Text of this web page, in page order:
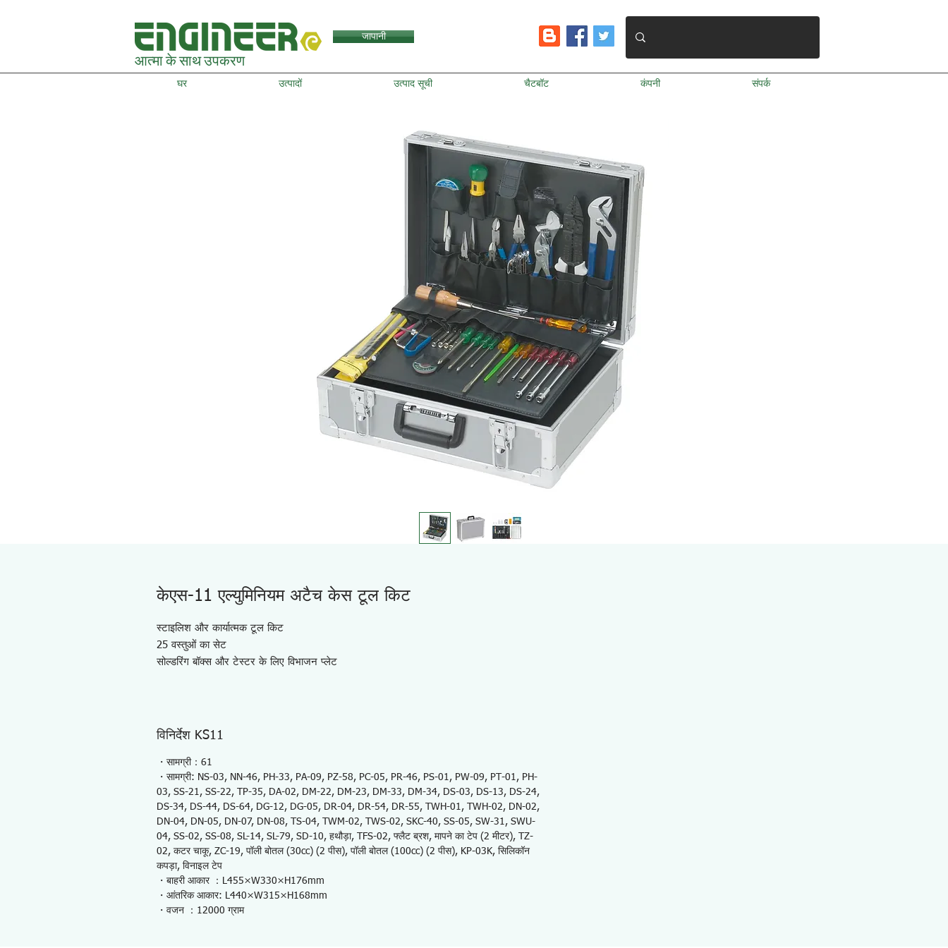
जापानी
आत्मा के साथ उपकरण
घर उत्पादों उत्पाद सूची चैटबॉट कंपनी संपर्क
केएस-11 एल्युमिनियम अटैच केस टूल किट
स्टाइलिश और कार्यात्मक टूल किट
25 वस्तुओं का सेट
सोल्डरिंग बॉक्स और टेस्टर के लिए विभाजन प्लेट
विनिर्देश KS11
・सामग्री：61
・सामग्री: NS-03, NN-46, PH-33, PA-09, PZ-58, PC-05, PR-46, PS-01, PW-09, PT-01, PH-
03, SS-21, SS-22, TP-35, DA-02, DM-22, DM-23, DM-33, DM-34, DS-03, DS-13, DS-24,
DS-34, DS-44, DS-64, DG-12, DG-05, DR-04, DR-54, DR-55, TWH-01, TWH-02, DN-02,
DN-04, DN-05, DN-07, DN-08, TS-04, TWM-02, TWS-02, SKC-40, SS-05, SW-31, SWU-
04, SS-02, SS-08, SL-14, SL-79, SD-10, हथौड़ा, TFS-02, फ्लैट ब्रश, मापने का टेप (2 मीटर), TZ-
02, कटर चाकू, ZC-19, पॉली बोतल (30cc) (2 पीस), पॉली बोतल (100cc) (2 पीस), KP-03K, सिलिकॉन
कपड़ा, विनाइल टेप
・बाहरी आकार ：L455×W330×H176mm
・आंतरिक आकार: L440×W315×H168mm
・वजन ：12000 ग्राम